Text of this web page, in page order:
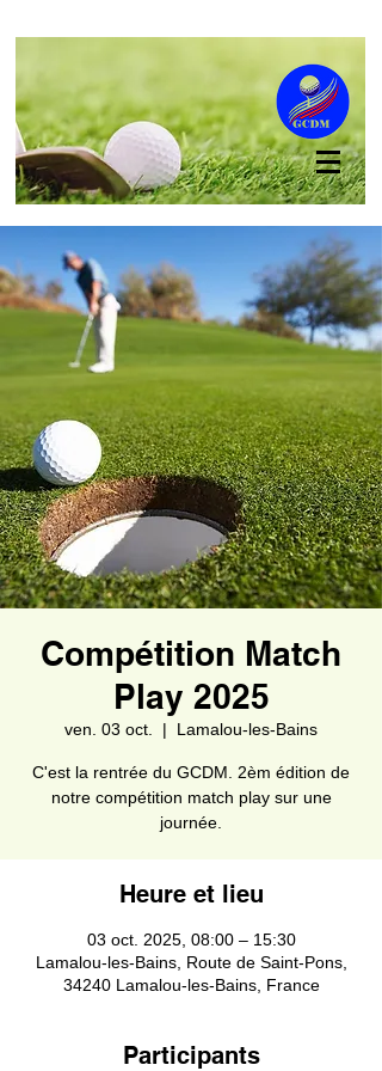
Compétition Match
Play 2025
ven. 03 oct.
  |
Lamalou-les-Bains
C'est la rentrée du GCDM. 2èm édition de
notre compétition match play sur une
journée.
Heure et lieu
03 oct. 2025, 08:00 – 15:30
Lamalou-les-Bains, Route de Saint-Pons,
34240 Lamalou-les-Bains, France
Participants